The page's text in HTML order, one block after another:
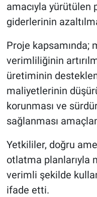
amacıyla yürütülen
giderlerinin
Proje kapsamında;
verimliliğinin
üretiminin
maliyetlerinin
korunması ve
sağlanması
Yetkililer, doğru
otlatma planlarıyla
verimli şekilde
ifade etti.